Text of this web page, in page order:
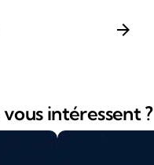
arrow_forward
intéressent ?